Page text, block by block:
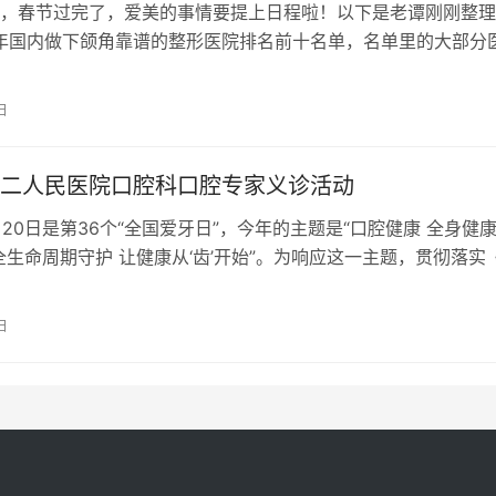
春节过完了，爱美的事情要提上日程啦！以下是老谭刚刚整
内做下颌角靠谱的整形医院排名前十名单，名单里的大部分
人民医院口腔科口腔专家义诊活动
日是第36个“全国爱牙日”，今年的主题是“口腔健康 全身健康
生命周期守护 让健康从‘齿’开始”。为响应这一主题，贯彻落实